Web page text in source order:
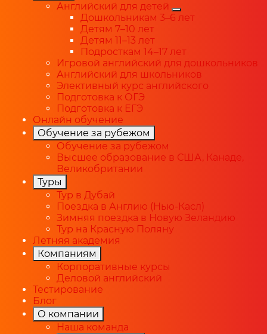
Английский для детей
Дошкольникам 3–6 лет
Детям 7–10 лет
Детям 11–13 лет
Подросткам 14–17 лет
Игровой английский для дошкольников
Английский для школьников
Элективный курс английского
Подготовка к ОГЭ
Подготовка к ЕГЭ
Онлайн обучение
Обучение за рубежом
Обучение за рубежом
Высшее образование в США, Канаде,
Великобритании
Туры
Тур в Дубай
Поездка в Англию (Нью-Касл)
Зимняя поездка в Новую Зеландию
Тур на Красную Поляну
Летняя академия
Компаниям
Корпоративные курсы
Деловой английский
Тестирование
Блог
О компании
Наша команда